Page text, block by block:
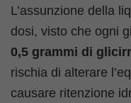
L’assunzione della
dosi, visto che ogni
0,5 grammi di
rischia di alterare
causare ritenzione